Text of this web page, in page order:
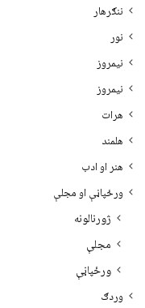
ننګرهار
نور
نيمروز
نیمروز
هرات
هلمند
هنر او ادب
ورځپاڼې او مجلې
ژورنالونه
مجلې
ورځپاڼې
وردګ